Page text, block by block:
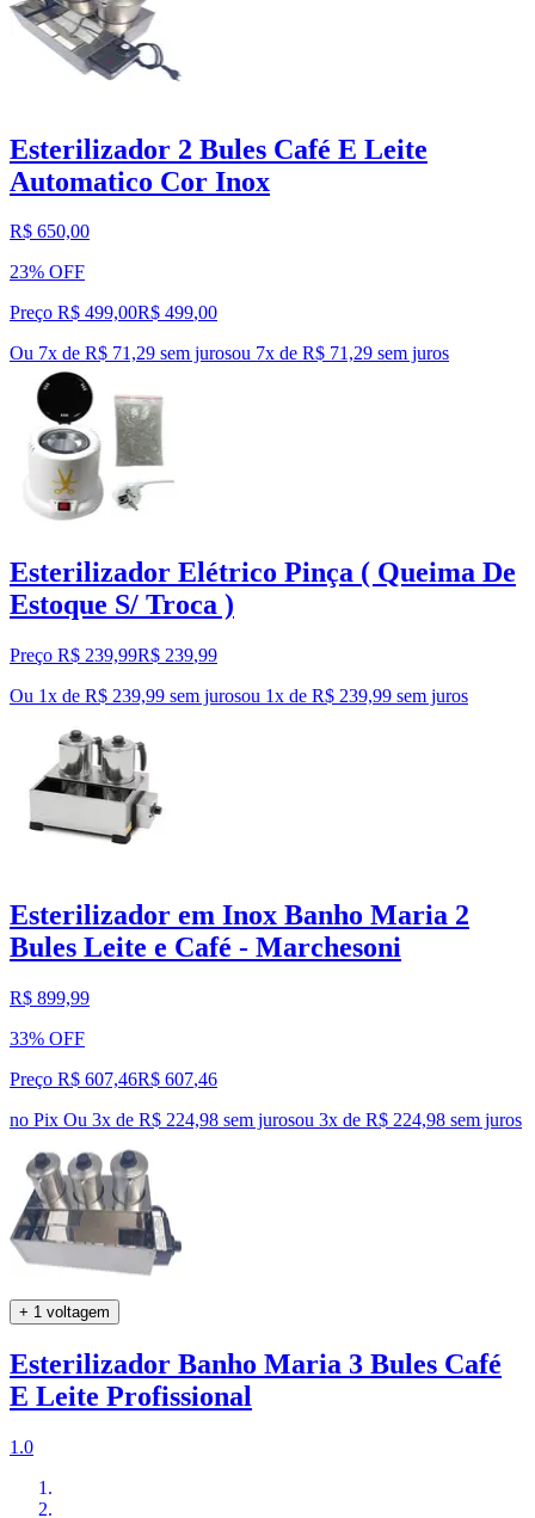
Esterilizador 2 Bules Café E Leite
Automatico Cor Inox
R$ 650,00
23% OFF
Preço R$ 499,00R$ 499,00
Ou 7x de R$ 71,29 sem jurosou 7x de R$ 71,29 sem juros
Esterilizador Elétrico Pinça ( Queima De
Estoque S/ Troca )
Preço R$ 239,99R$ 239,99
Ou 1x de R$ 239,99 sem jurosou 1x de R$ 239,99 sem juros
Esterilizador em Inox Banho Maria 2
Bules Leite e Café - Marchesoni
R$ 899,99
33% OFF
Preço R$ 607,46R$ 607,46
no Pix Ou 3x de R$ 224,98 sem jurosou 3x de R$ 224,98 sem juros
+ 1 voltagem
Esterilizador Banho Maria 3 Bules Café
E Leite Profissional
1.0